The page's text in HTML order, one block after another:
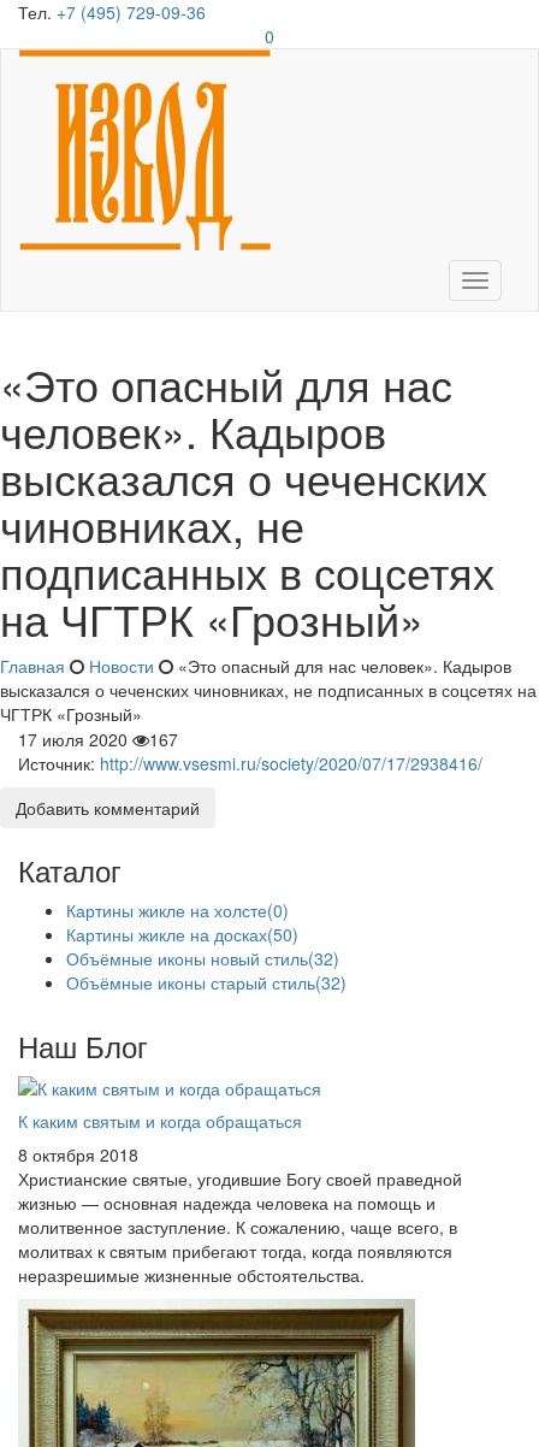
Тел. +7 (495) 729-09-36
0
Toggle
«Это опасный для нас
человек». Кадыров
высказался о чеченских
чиновниках, не
подписанных в соцсетях
на ЧГТРК «Грозный»
Главная Новости
«Это опасный для нас человек». Кадыров
высказался о чеченских чиновниках, не подписанных в соцсетях на
ЧГТРК «Грозный»
17 июля 2020
167
Источник: http://www.vsesmi.ru/society/2020/07/17/2938416/
Добавить комментарий
Каталог
Картины жикле на холсте(0)
Картины жикле на досках(50)
Объёмные иконы новый стиль(32)
Объёмные иконы старый стиль(32)
Наш Блог
К каким святым и когда обращаться
8 октября 2018
Христианские святые, угодившие Богу своей праведной
жизнью — основная надежда человека на помощь и
молитвенное заступление. К сожалению, чаще всего, в
молитвах к святым прибегают тогда, когда появляются
неразрешимые жизненные обстоятельства.